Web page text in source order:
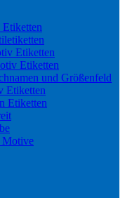
Etiketten
Etiketten
und Größenfeld
Etiketten
Etiketten
Motive